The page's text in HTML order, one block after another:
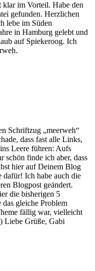
im Vorteil. Habe den
gefunden. Herzlichen
lebe im Süden
in Hamburg gelebt und
auf Spiekeroog. Ich
Schriftzug „meerweh“
dass fast alle Links,
Leere führen: Aufs
finde ich aber, dass
hier auf Deinem Blog
dafür! Ich habe auch die
Blogpost geändert.
die bisherigen 5
das gleiche Problem
fällig war, vielleicht
Liebe Grüße, Gabi